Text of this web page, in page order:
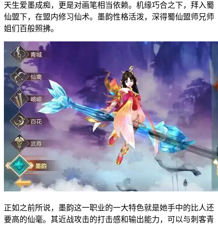
天生爱墨成痴，更是对画笔相当依赖。机缘巧合之下，拜入蜀
仙盟下，在盟内修习仙术。墨韵性格活泼，深得蜀仙盟师兄师
姐们百般照拂。
正如之前所说，墨韵这一职业的一大特色就是她手中的比人还
要高的仙毫。其近战攻击的打击感和输出能力，可以与刺客青